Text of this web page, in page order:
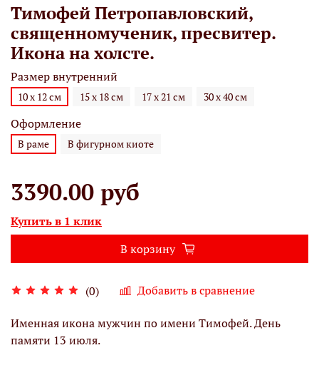
Тимофей Петропавловский,
священномученик, пресвитер.
Икона на холсте.
(0) Добавить в сравнение
Размер внутренний
10 х 12 см 15 х 18 см 17 х 21 см 30 х 40 см
Оформление
В раме В фигурном киоте
3390.00 руб
Купить в 1 клик
В корзину
Именная икона мужчин по имени Тимофей. День
памяти 13 июля.